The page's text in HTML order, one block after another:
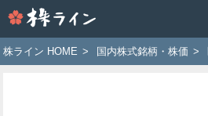
イ
ン
株ライン HOME > 国内株式銘柄・株価 >